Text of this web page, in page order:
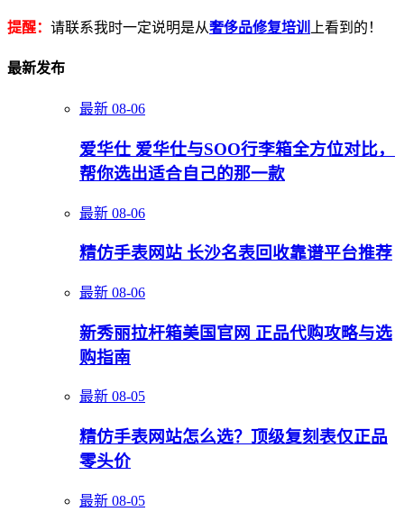
提醒： 请联系我时一定说明是从奢侈品修复培训 上看到的！
最新发布
最新 08-06
爱华仕 爱华仕与SOO行李箱全方位对比，
帮你选出适合自己的那一款
最新 08-06
精仿手表网站 长沙名表回收靠谱平台推荐
最新 08-06
新秀丽拉杆箱美国官网 正品代购攻略与选
购指南
最新 08-05
精仿手表网站怎么选？顶级复刻表仅正品
零头价
最新 08-05